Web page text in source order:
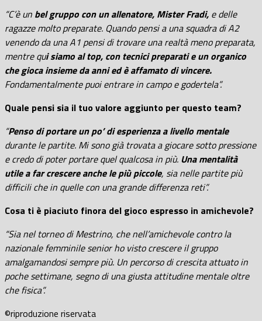
“C’è un bel gruppo con un allenatore, Mister Fradi, e delle
ragazze molto preparate. Quando pensi a una squadra di A2
venendo da una A1 pensi di trovare una realtà meno preparata,
mentre qui siamo al top, con tecnici preparati e un organico
che gioca insieme da anni ed è affamato di vincere.
Fondamentalmente puoi entrare in campo e godertela”.
Quale pensi sia il tuo valore aggiunto per questo team?
“Penso di portare un po’ di esperienza a livello mentale
durante le partite. Mi sono già trovata a giocare sotto pressione
e credo di poter portare quel qualcosa in più. Una mentalità
utile a far crescere anche le più piccole, sia nelle partite più
difficili che in quelle con una grande differenza reti”.
Cosa ti è piaciuto finora del gioco espresso in amichevole?
“Sia nel torneo di Mestrino, che nell’amichevole contro la
nazionale femminile senior ho visto crescere il gruppo
amalgamandosi sempre più. Un percorso di crescita attuato in
poche settimane, segno di una giusta attitudine mentale oltre
che fisica”.
©riproduzione riservata